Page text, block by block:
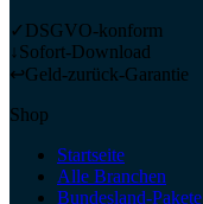
✓ DSGVO-konform
↓Sofort-Download
↩Geld-zurück-Garantie
Shop
Startseite
Alle Branchen
Bundesland-Pakete